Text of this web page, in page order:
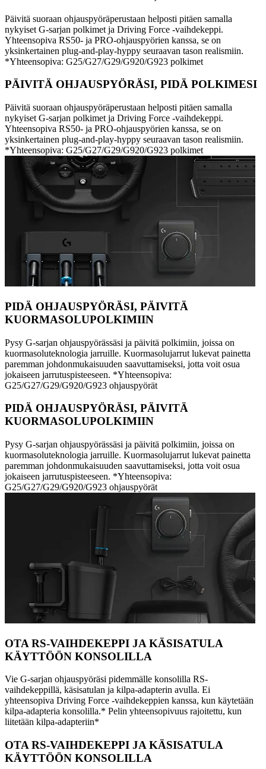
Päivitä suoraan ohjauspyöräperustaan helposti pitäen samalla
nykyiset G-sarjan polkimet ja Driving Force -vaihdekeppi.
Yhteensopiva RS50- ja PRO-ohjauspyörien kanssa, se on
yksinkertainen plug-and-play-hyppy seuraavan tason realismiin.
*Yhteensopiva: G25/G27/G29/G920/G923 polkimet
PÄIVITÄ OHJAUSPYÖRÄSI, PIDÄ POLKIMESI
Päivitä suoraan ohjauspyöräperustaan helposti pitäen samalla
nykyiset G-sarjan polkimet ja Driving Force -vaihdekeppi.
Yhteensopiva RS50- ja PRO-ohjauspyörien kanssa, se on
yksinkertainen plug-and-play-hyppy seuraavan tason realismiin.
*Yhteensopiva: G25/G27/G29/G920/G923 polkimet
PIDÄ OHJAUSPYÖRÄSI, PÄIVITÄ
KUORMASOLUPOLKIMIIN
Pysy G-sarjan ohjauspyörässäsi ja päivitä polkimiin, joissa on
kuormasoluteknologia jarruille. Kuormasolujarrut lukevat painetta
paremman johdonmukaisuuden saavuttamiseksi, jotta voit osua
jokaiseen jarrutuspisteeseen. *Yhteensopiva:
G25/G27/G29/G920/G923 ohjauspyörät
PIDÄ OHJAUSPYÖRÄSI, PÄIVITÄ
KUORMASOLUPOLKIMIIN
Pysy G-sarjan ohjauspyörässäsi ja päivitä polkimiin, joissa on
kuormasoluteknologia jarruille. Kuormasolujarrut lukevat painetta
paremman johdonmukaisuuden saavuttamiseksi, jotta voit osua
jokaiseen jarrutuspisteeseen. *Yhteensopiva:
G25/G27/G29/G920/G923 ohjauspyörät
OTA RS-VAIHDEKEPPI JA KÄSISATULA
KÄYTTÖÖN KONSOLILLA
Vie G-sarjan ohjauspyöräsi pidemmälle konsolilla RS-
vaihdekeppillä, käsisatulan ja kilpa-adapterin avulla. Ei
yhteensopiva Driving Force -vaihdekeppien kanssa, kun käytetään
kilpa-adapteria konsolilla.* Pelin yhteensopivuus rajoitettu, kun
liitetään kilpa-adapteriin*
OTA RS-VAIHDEKEPPI JA KÄSISATULA
KÄYTTÖÖN KONSOLILLA